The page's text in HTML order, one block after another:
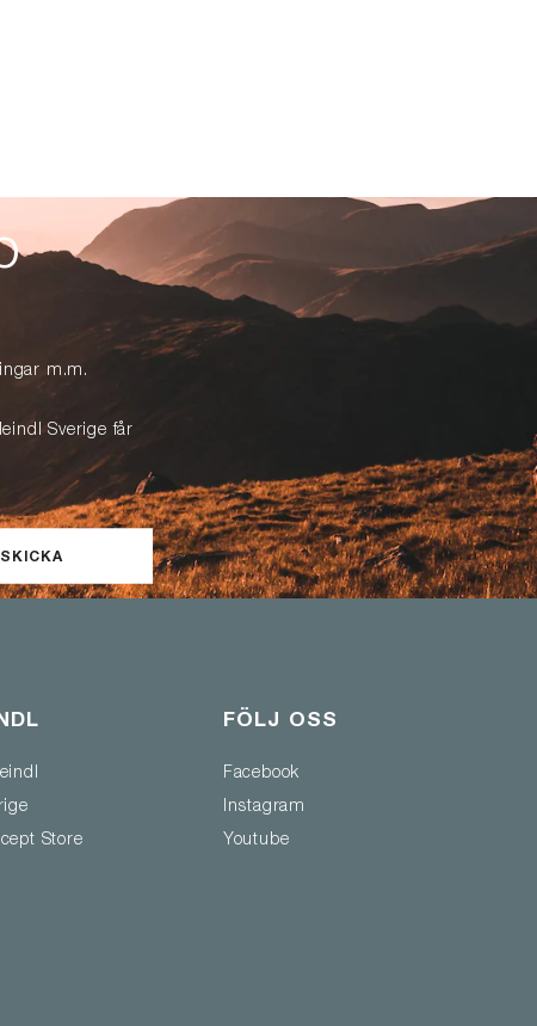
m.m.
Sverige får
SKICKA
Store
FÖLJ OSS
Facebook
Instagram
Youtube